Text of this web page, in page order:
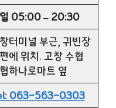
05:00 – 20:30
터미널 부근, 귀빈장
에 위치. 고창 수협
하나로마트 옆
063-563-0303